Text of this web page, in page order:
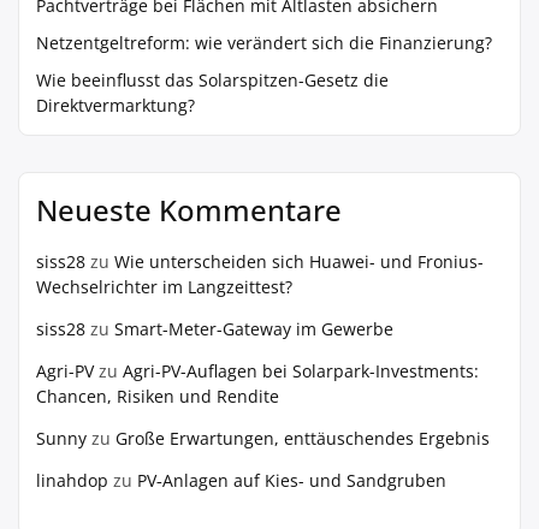
Pachtverträge bei Flächen mit Altlasten absichern
Netzentgeltreform: wie verändert sich die Finanzierung?
Wie beeinflusst das Solarspitzen-Gesetz die
Direktvermarktung?
Neueste Kommentare
siss28 zu Wie unterscheiden sich Huawei- und Fronius-
Wechselrichter im Langzeittest?
siss28 zu Smart-Meter-Gateway im Gewerbe
Agri-PVzu Agri-PV-Auflagen bei Solarpark-Investments:
Chancen, Risiken und Rendite
Sunny zu Große Erwartungen, enttäuschendes Ergebnis
linahdop zu PV‑Anlagen auf Kies- und Sandgruben